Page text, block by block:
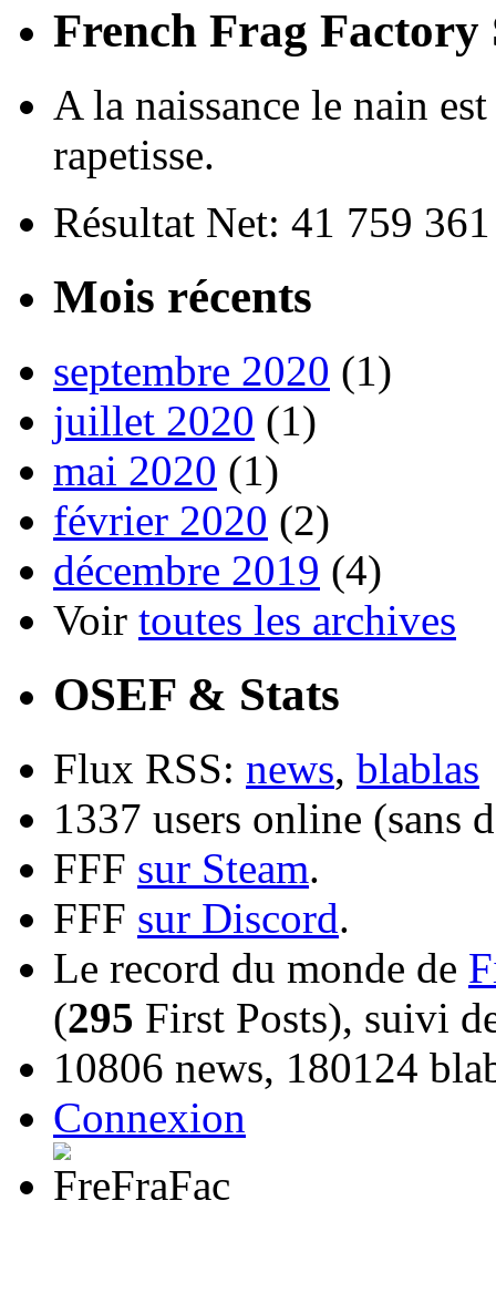
French Frag Factory
A la naissance le nain
rapetisse.
Résultat Net: 41 759
Mois récents
septembre 2020 (1)
juillet 2020 (1)
mai 2020 (1)
février 2020 (2)
décembre 2019 (4)
Voir toutes les archives
OSEF & Stats
Flux RSS: news, blablas
1337 users online (sans
FFF sur Steam.
FFF sur Discord.
Le record du monde de
(295 First Posts), suivi
10806 news, 180124
Connexion